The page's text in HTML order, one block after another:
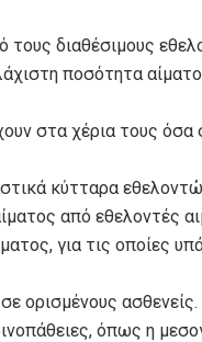
διαθέσιμους
ποσότητα
στα χέρια τους όσα
κύτταρα
από εθελοντές
για τις οποίες
σε ορισμένους
όπως η